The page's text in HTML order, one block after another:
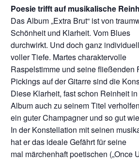
Poesie trifft auf musikalische
Das Album „Extra Brut“ ist von
Schönheit und Klarheit. Vom Blues
durchwirkt. Und doch ganz
voller Tiefe. Martes charaktervolle
Raspelstimme und seine fließenden
Pickings auf der Gitarre sind die
Diese Klarheit, fast schon Reinheit
Album auch zu seinem Titel
ein guter Champagner und so gut
In der Konstellation mit seinen
hat er das ideale Gefährt für seine
mal märchenhaft poetischen („Once